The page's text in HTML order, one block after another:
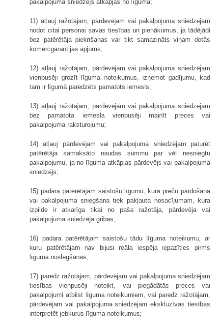
pakalpojuma sniedzējs atkāpjas no līguma;
11) atļauj ražotājam, pārdevējam vai pakalpojuma sniedzējam
nodot citai personai savas tiesības un pienākumus, ja tādējādi
bez patērētāja piekrišanas var tikt samazināts viņam dotās
komercgarantijas apjoms;
12) atļauj ražotājam, pārdevējam vai pakalpojuma sniedzējam
vienpusēji grozīt līguma noteikumus, izņemot gadījumu, kad
tam ir līgumā paredzēts pamatots iemesls;
13) atļauj ražotājam, pārdevējam vai pakalpojuma sniedzējam
bez pamatota iemesla vienpusēji mainīt preces vai
pakalpojuma raksturojumu;
14) atļauj pārdevējam vai pakalpojuma sniedzējam paturēt
patērētāja samaksāto naudas summu par vēl nesniegtu
pakalpojumu, ja no līguma atkāpjas pārdevējs vai pakalpojuma
sniedzējs;
15) padara patērētājam saistošu līgumu, kurā preču pārdošana
vai pakalpojuma sniegšana tiek pakļauta nosacījumam, kura
izpilde ir atkarīga tikai no paša ražotāja, pārdevēja vai
pakalpojuma sniedzēja gribas;
16) padara patērētājam saistošu tādu līguma noteikumu, ar
kuru patērētājam nav bijusi reāla iespēja iepazīties pirms
līguma noslēgšanas;
17) paredz ražotājam, pārdevējam vai pakalpojuma sniedzējam
tiesības vienpusēji noteikt, vai piegādātās preces vai
pakalpojumi atbilst līguma noteikumiem, vai paredz ražotājam,
pārdevējam vai pakalpojuma sniedzējam ekskluzīvas tiesības
interpretēt jebkurus līguma noteikumus;